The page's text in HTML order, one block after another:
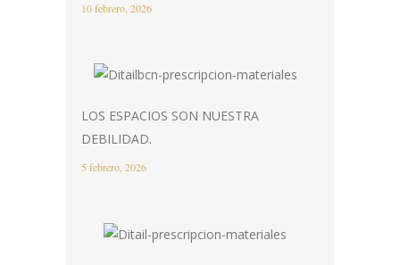
10 febrero, 2026
LOS ESPACIOS SON NUESTRA
DEBILIDAD.
5 febrero, 2026